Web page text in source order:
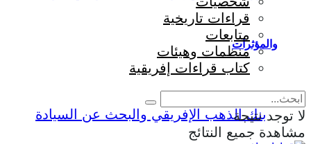
والمؤثرات
قراءات تاريخية
متابعات
منظمات وهيئات
كتاب قراءات إفريقية
لا توجد نتيجة
مشاهدة جميع النتائج